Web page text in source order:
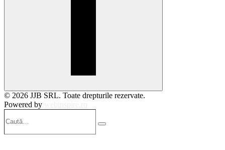
© 2026 JJB SRL. Toate drepturile rezervate.
Powered by
Search